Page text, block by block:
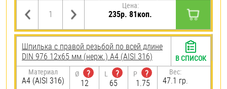
Цена:
235р. 81коп.
Шпилька с правой резьбой по всей длине
DIN 976 12х65 мм (нерж.) A4 (AISI 316)
Материал
A4 (AISI 316)
Ø
?
12
L
?
65
P
?
1.75
Вес:
47.1 гр.
В СПИСОК